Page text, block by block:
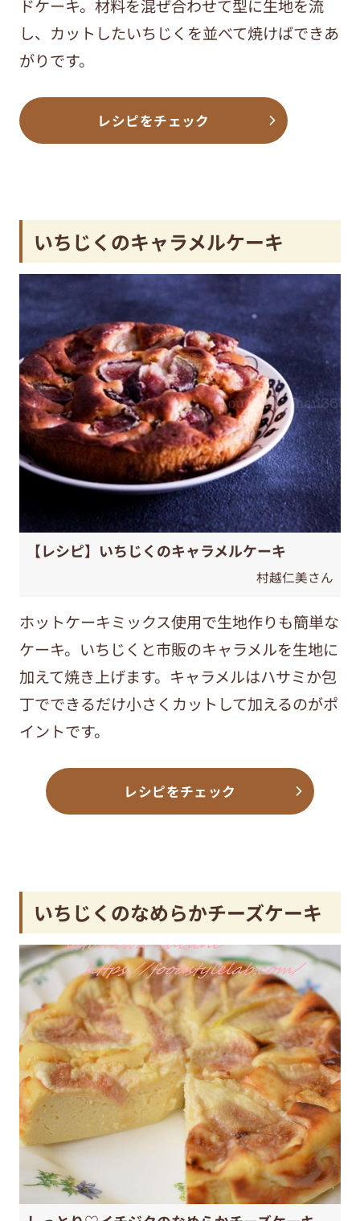
ドケーキ。材料を混ぜ合わせて型に生地を流
し、カットしたいちじくを並べて焼けばできあ
がりです。
レシピをチェック
いちじくのキャラメルケーキ
【レシピ】いちじくのキャラメルケーキ
村越仁美さん
ホットケーキミックス使用で生地作りも簡単な
ケーキ。いちじくと市販のキャラメルを生地に
加えて焼き上げます。キャラメルはハサミか包
丁でできるだけ小さくカットして加えるのがポ
イントです。
レシピをチェック
いちじくのなめらかチーズケーキ